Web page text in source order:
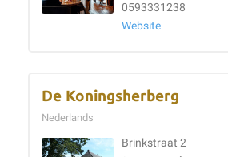
0593331238
Website
De Koningsherberg
Nederlands
Brinkstraat 2